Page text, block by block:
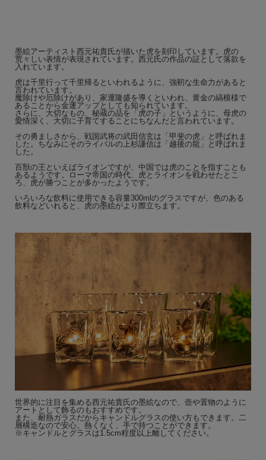
墨絵アーティスト西元祐貴氏が描いた虎を刻印しています。虎の
荒々しい表情が表現されています。西元氏の作品の証として落款を
入れています。
虎は千里行って千里帰るといわれるように、強靭な生命力があると
言われています。
魔除けや厄除けがあり、家運隆盛を導くといわれ、黄金の縞模様で
あることから金運アップとしても知られています。
さらに、大切なもの、秘蔵の品を「虎の子」というように、母虎の
愛情深く、大切に子育てすることにちなんだと言われています。
その勇ましさから、戦国武将の武田信玄は「甲斐の虎」と呼ばれま
した。ちなみにそのライバルの上杉謙信は「越後の龍」と呼ばれま
した。
百獣の王といえばライオンですが、中国では虎のことを指すことも
あるようです。ローマ帝国の時代、虎とライオンを戦わせたとこ
ろ、虎が勝つことが多かったようです。
いろいろな飲料に使用できる容量300mlのグラスですが、色のある
飲料などいれると、虎の墨絵がより際立ちます。
世界的に注目を集める西元祐貴氏の墨絵なので、壺や置物のように
アートとして飾るのもおすすめです。
また、耐熱ガラスだからキャンドルグラスの使い方もできます。二
層構造なので安心。熱くなく、手で持つことができます。
※キャンドルとグラスは1.5cm程度以上離してください。